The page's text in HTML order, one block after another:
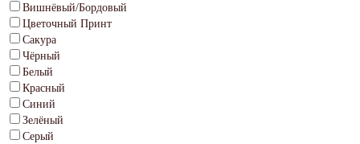
Вишнёвый/Бордовый
Цветочный Принт
Сакура
Чёрный
Белый
Красный
Синий
Зелёный
Серый